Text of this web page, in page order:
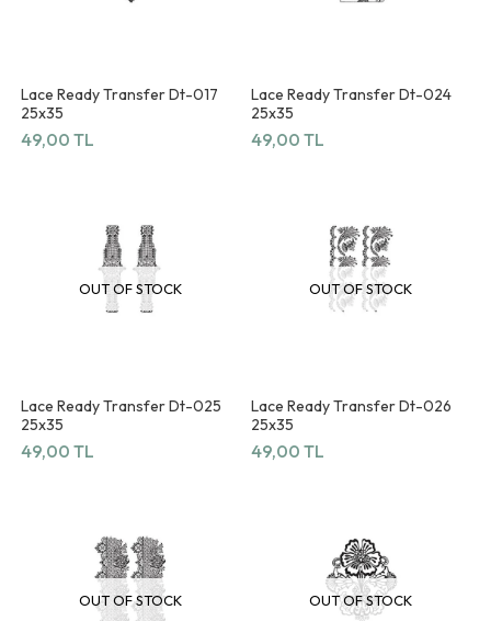
Lace Ready Transfer Dt-017
25x35
49,00 TL
Lace Ready Transfer Dt-024
25x35
49,00 TL
OUT OF STOCK
Lace Ready Transfer Dt-025
25x35
49,00 TL
OUT OF STOCK
Lace Ready Transfer Dt-026
25x35
49,00 TL
OUT OF STOCK OUT OF STOCK